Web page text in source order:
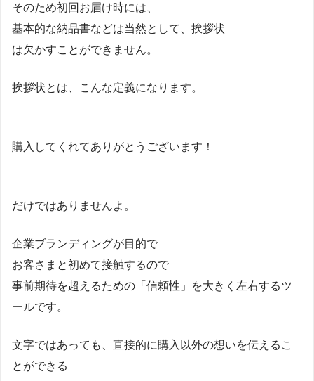
そのため初回お届け時には、
基本的な納品書などは当然として、挨拶状
は欠かすことができません。
挨拶状とは、こんな定義になります。
購入してくれてありがとうございます！
だけではありませんよ。
企業ブランディングが目的で
お客さまと初めて接触するので
事前期待を超えるための「信頼性」を大きく左右するツ
ールです。
文字ではあっても、直接的に購入以外の想いを伝えるこ
とができる